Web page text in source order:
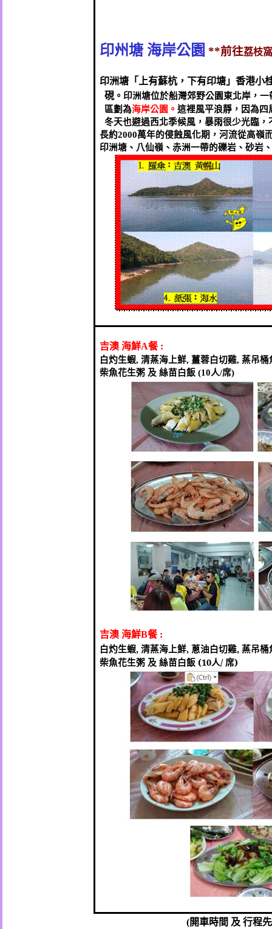
印州塘 海岸公園 **前往荔枝窩
印洲塘「上有蘇杭，下有印塘」香港小
硯。 印洲塘位於船灣郊野公園東北岸，
區劃為海岸公園。 這裡風平浪靜，因為
冬天也避過西北季候風，暴雨很少光臨
長約2000萬年的侵蝕風化期，河流從高嶺
印洲塘、八仙嶺、赤洲一帶的礫岩、砂岩
吉澳海鮮A餐:
白灼生蝦, 清蒸海上鮮, 薑蓉白切雞, 蒸吊桶
柴魚花生粥 及 絲苗白飯 (10人/席)
吉澳海鮮B餐:
白灼生蝦, 清蒸海上鮮, 蔥油白切雞, 蒸吊桶
柴魚花生粥 及 絲苗白飯(10人/ 席)
(開車時間 及 行程